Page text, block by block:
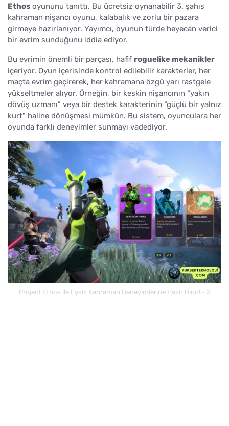
Ethos oyununu tanıttı. Bu ücretsiz oynanabilir 3. şahıs
kahraman nişancı oyunu, kalabalık ve zorlu bir pazara
girmeye hazırlanıyor. Yayımcı, oyunun türde heyecan verici
bir evrim sunduğunu iddia ediyor.
Bu evrimin önemli bir parçası, hafif roguelike mekanikler
içeriyor. Oyun içerisinde kontrol edilebilir karakterler, her
maçta evrim geçirerek, her kahramana özgü yarı rastgele
yükseltmeler alıyor. Örneğin, bir keskin nişancının “yakın
dövüş uzmanı" veya bir destek karakterinin “güçlü bir yalnız
kurt" haline dönüşmesi mümkün. Bu sistem, oyunculara her
oyunda farklı deneyimler sunmayı vadediyor.
Project Ethos ile Eşsiz Kahraman Deneyimlerine Hazır Olun! - 2